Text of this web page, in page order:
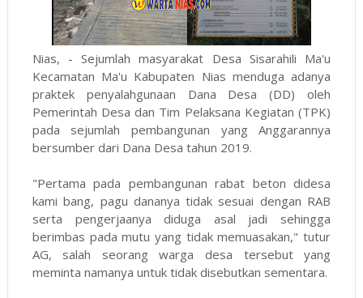
Nias, - Sejumlah masyarakat Desa Sisarahili Ma'u
Kecamatan Ma'u Kabupaten Nias menduga adanya
praktek penyalahgunaan Dana Desa (DD) oleh
Pemerintah Desa dan Tim Pelaksana Kegiatan (TPK)
pada sejumlah pembangunan yang Anggarannya
bersumber dari Dana Desa tahun 2019.
"Pertama pada pembangunan rabat beton didesa
kami bang, pagu dananya tidak sesuai dengan RAB
serta pengerjaanya diduga asal jadi sehingga
berimbas pada mutu yang tidak memuasakan," tutur
AG, salah seorang warga desa tersebut yang
meminta namanya untuk tidak disebutkan sementara.